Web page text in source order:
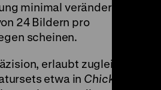
minimal verändert,
24 Bildern pro
scheinen.
erlaubt zugleich
etwa in Chicken